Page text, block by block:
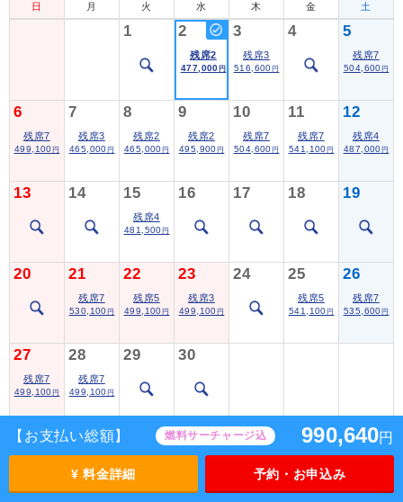
【お支払い総額】 燃料サーチャージ込 990,640円
¥ 料金詳細 予約・お申込み
日 月 火 水 木 金 土
1 2
残席2
477,000 円
3
残席3
516,600 円
4 5
残席7
504,600 円
6
残席7
499,100 円
7
残席3
465,000 円
8
残席2
465,000 円
9
残席2
495,900 円
10
残席7
504,600 円
11
残席7
541,100 円
12
残席4
487,000 円
13 14 15
残席4
481,500 円
16 17 18 19
20 21
残席7
530,100 円
22
残席5
499,100 円
23
残席3
499,100 円
24 25
残席5
541,100 円
26
残席7
535,600 円
27
残席7
499,100 円
28
残席7
499,100 円
29 30
空席情報は随時変動しますので目安としてご参照くださ
い。ご予約完了までに満席となる場合がありますので予め
ご了承ください。